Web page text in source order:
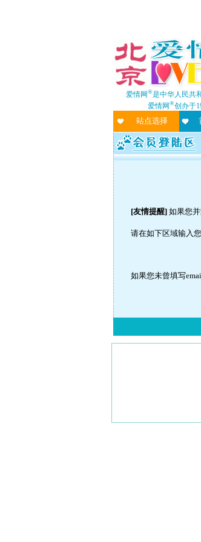
爱情网®是中华人民共
爱情网®创办于
站点选择
[友情提醒] 如果您
请在如下区域输入
如果您未曾填写